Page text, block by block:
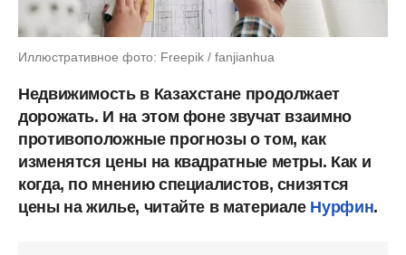
Иллюстративное фото: Freepik / fanjianhua
Недвижимость в Казахстане продолжает
дорожать. И на этом фоне звучат взаимно
противоположные прогнозы о том, как
изменятся цены на квадратные метры. Как и
когда, по мнению специалистов, снизятся
цены на жилье, читайте в материале Нурфин.